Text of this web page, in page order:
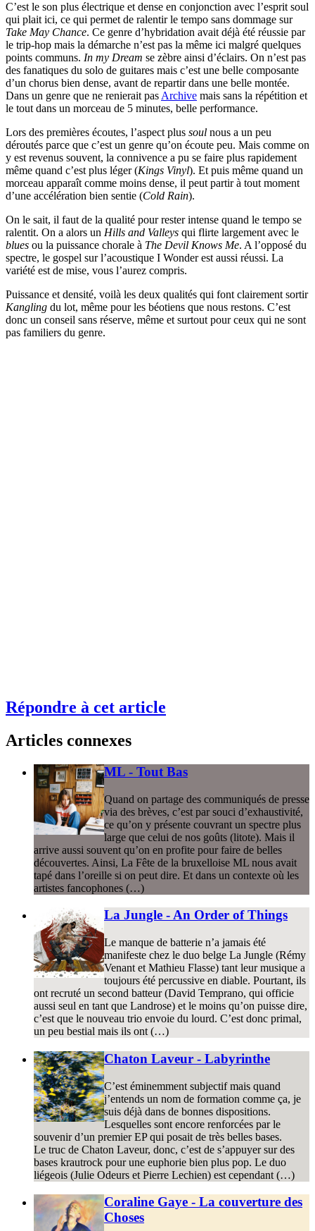
C’est le son plus électrique et dense en conjonction avec l’esprit soul
qui plait ici, ce qui permet de ralentir le tempo sans dommage sur
Take May Chance. Ce genre d’hybridation avait déjà été réussie par
le trip-hop mais la démarche n’est pas la même ici malgré quelques
points communs. In my Dream se zèbre ainsi d’éclairs. On n’est pas
des fanatiques du solo de guitares mais c’est une belle composante
d’un chorus bien dense, avant de repartir dans une belle montée.
Dans un genre que ne renierait pas Archive mais sans la répétition et
le tout dans un morceau de 5 minutes, belle performance.
Lors des premières écoutes, l’aspect plus soul nous a un peu
déroutés parce que c’est un genre qu’on écoute peu. Mais comme on
y est revenus souvent, la connivence a pu se faire plus rapidement
même quand c’est plus léger (Kings Vinyl). Et puis même quand un
morceau apparaît comme moins dense, il peut partir à tout moment
d’une accélération bien sentie (Cold Rain).
On le sait, il faut de la qualité pour rester intense quand le tempo se
ralentit. On a alors un Hills and Valleys qui flirte largement avec le
blues ou la puissance chorale à The Devil Knows Me. A l’opposé du
spectre, le gospel sur l’acoustique I Wonder est aussi réussi. La
variété est de mise, vous l’aurez compris.
Puissance et densité, voilà les deux qualités qui font clairement sortir
Kangling du lot, même pour les béotiens que nous restons. C’est
donc un conseil sans réserve, même et surtout pour ceux qui ne sont
pas familiers du genre.
Répondre à cet article
Articles connexes
ML - Tout Bas
Quand on partage des communiqués de presse
via des brèves, c’est par souci d’exhaustivité,
ce qu’on y présente couvrant un spectre plus
large que celui de nos goûts (litote). Mais il
arrive aussi souvent qu’on en profite pour faire de belles
découvertes. Ainsi, La Fête de la bruxelloise ML nous avait
tapé dans l’oreille si on peut dire. Et dans un contexte où les
artistes fancophones (…)
La Jungle - An Order of Things
Le manque de batterie n’a jamais été
manifeste chez le duo belge La Jungle (Rémy
Venant et Mathieu Flasse) tant leur musique a
toujours été percussive en diable. Pourtant, ils
ont recruté un second batteur (David Temprano, qui officie
aussi seul en tant que Landrose) et le moins qu’on puisse dire,
c’est que le nouveau trio envoie du lourd. C’est donc primal,
un peu bestial mais ils ont (…)
Chaton Laveur - Labyrinthe
C’est éminemment subjectif mais quand
j’entends un nom de formation comme ça, je
suis déjà dans de bonnes dispositions.
Lesquelles sont encore renforcées par le
souvenir d’un premier EP qui posait de très belles bases.
Le truc de Chaton Laveur, donc, c’est de s’appuyer sur des
bases krautrock pour une euphorie bien plus pop. Le duo
liégeois (Julie Odeurs et Pierre Lechien) est cependant (…)
Coraline Gaye - La couverture des
Choses